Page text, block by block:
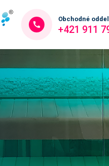
Obchodné
+421 911